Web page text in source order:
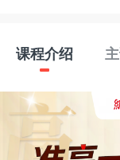
课程介绍